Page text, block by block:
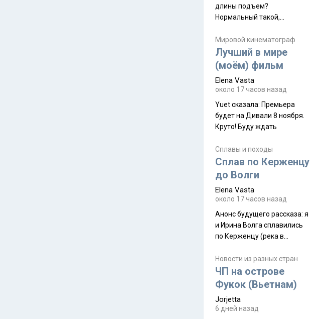
длины подъем?
Нормальный такой,
Vasta сказалa: Горы
Аватара? Да
Мировой кинематограф
Лучший в мире
(моём) фильм
Elena Vasta
около 17 часов назад
Yuet сказалa: Премьера
будет на Дивали 8 ноября.
Круто! Буду ждать
Сплавы и походы
Сплав по Керженцу
до Волги
Elena Vasta
около 17 часов назад
Анонс будущего рассказа: я
и Ирина Волга сплавились
по Керженцу (река в
села Керженец до стоящего
на берегу Волги
Макарьевского монастыря,
это маршрут на 200 км
[видео]
Новости из разных стран
ЧП на острове
Фукок (Вьетнам)
Jorjetta
6 дней назад